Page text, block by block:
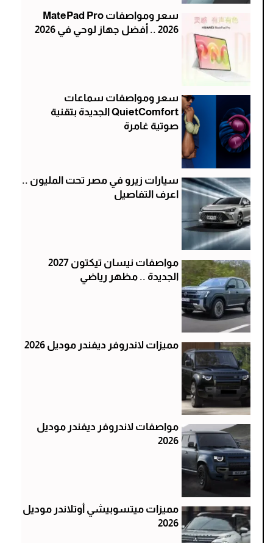
سعر ومواصفات MatePad Pro
2026 .. أفضل جهاز لوحي في 2026
سعر ومواصفات سماعات
QuietComfort الجديدة بتقنية
صوتية غامرة
سيارات زيرو في مصر تحت المليون ..
اعرف التفاصيل
مواصفات نيسان تيكتون 2027
الجديدة .. مظهر رياضي
مميزات لاندروفر ديفندر موديل 2026
مواصفات لاندروفر ديفندر موديل
2026
مميزات ميتسوبيشي أوتلاندر موديل
2026